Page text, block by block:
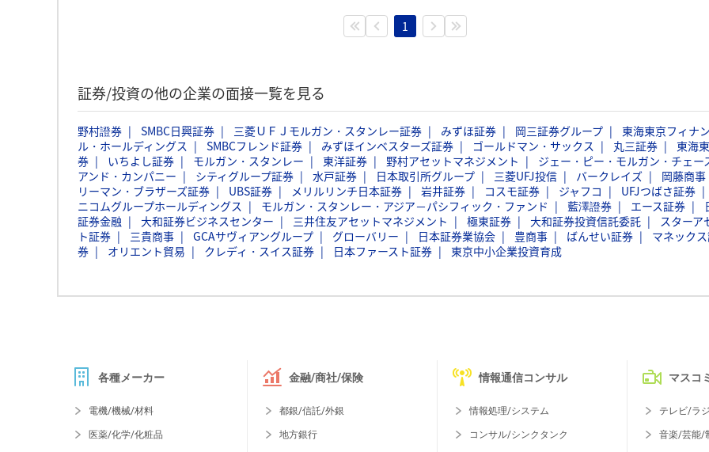
1
証券/投資の他の企業の面接一覧を見る
野村證券 SMBC日興証券 三菱ＵＦＪモルガン・スタンレー証券 みずほ証券 岡三証券グループ
東海東京フィナ
ル・ホールディングス
SMBCフレンド証券 みずほインベスターズ証券 ゴールドマン・サックス 丸三証券
東海
券
いちよし証券 モルガン・スタンレー 東洋証券 野村アセットマネジメント
ジェー・ピー・モルガン・チェー
アンド・カンパニー
シティグループ証券 水戸証券 日本取引所グループ 三菱UFJ投信 バークレイズ
岡藤商事
リーマン・ブラザーズ証券
UBS証券 メリルリンチ日本証券 岩井証券 コスモ証券 ジャフコ UFJつばさ証券
ニコムグループホールディングス
モルガン・スタンレー・アジア－パシフィック・ファンド 藍澤證券 エース証券
証券金融
大和証券ビジネスセンター 三井住友アセットマネジメント 極東証券 大和証券投資信託委託
スターア
ト証券
三貴商事 GCAサヴィアングループ グローバリー 日本証券業協会 豊商事 ばんせい証券
マネック
券
オリエント貿易 クレディ・スイス証券 日本ファースト証券 東京中小企業投資育成
各種メーカー
電機/機械/材料
医薬/化学/化粧品
金融/商社/保険
都銀/信託/外銀
地方銀行
情報通信コンサル
情報処理/システム
コンサル/シンクタンク
マスコミ
テレビ/ラ
音楽/芸能/